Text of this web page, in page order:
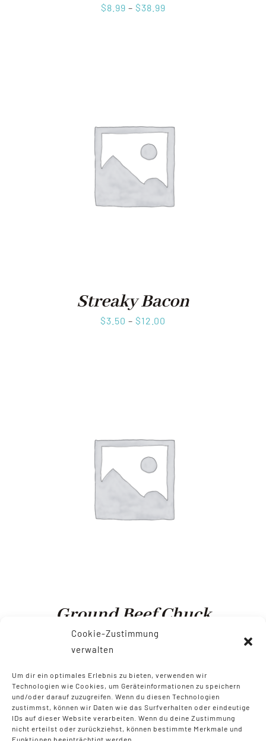
Cookie-Zustimmung
verwalten
Um dir ein optimales Erlebnis zu bieten, verwenden wir
Technologien wie Cookies, um Geräteinformationen zu speichern
und/oder darauf zuzugreifen. Wenn du diesen Technologien
zustimmst, können wir Daten wie das Surfverhalten oder eindeutige
IDs auf dieser Website verarbeiten. Wenn du deine Zustimmung
nicht erteilst oder zurückziehst, können bestimmte Merkmale und
Funktionen beeinträchtigt werden.
$8.99 – $38.99
Streaky Bacon
$3.50 – $12.00
Ground Beef Chuck
$4.99–$14.99